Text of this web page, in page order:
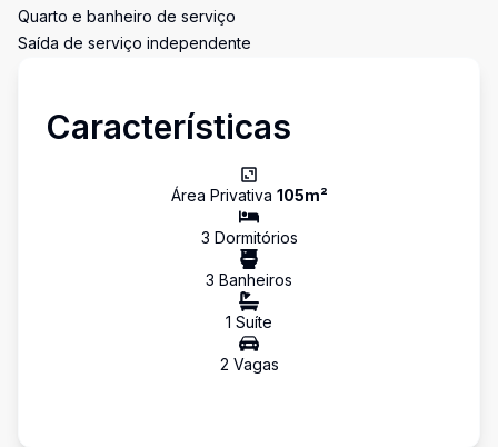
Quarto e banheiro de serviço
Saída de serviço independente
Características
Área Privativa 105m²
3 Dormitórios
3 Banheiros
1 Suíte
2 Vagas